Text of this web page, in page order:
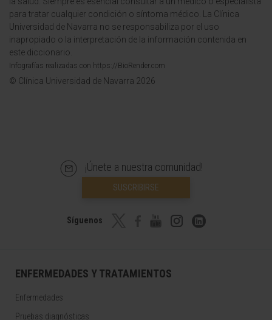
para tratar cualquier condición o síntoma médico. La Clínica
Universidad de Navarra no se responsabiliza por el uso
inapropiado o la interpretación de la información contenida en
este diccionario.
Infografías realizadas con https://BioRender.com
© Clínica Universidad de Navarra 2026
¡Únete a nuestra comunidad!
SUSCRIBIRSE
Síguenos
ENFERMEDADES Y TRATAMIENTOS
Enfermedades
Pruebas diagnósticas